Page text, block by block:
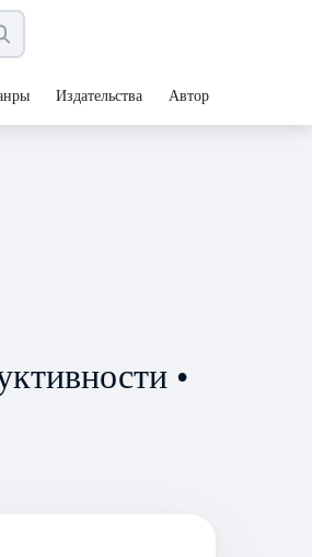
Издательства Авторы
•